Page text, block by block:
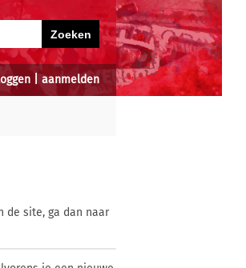
aanmelden
de site, ga dan naar